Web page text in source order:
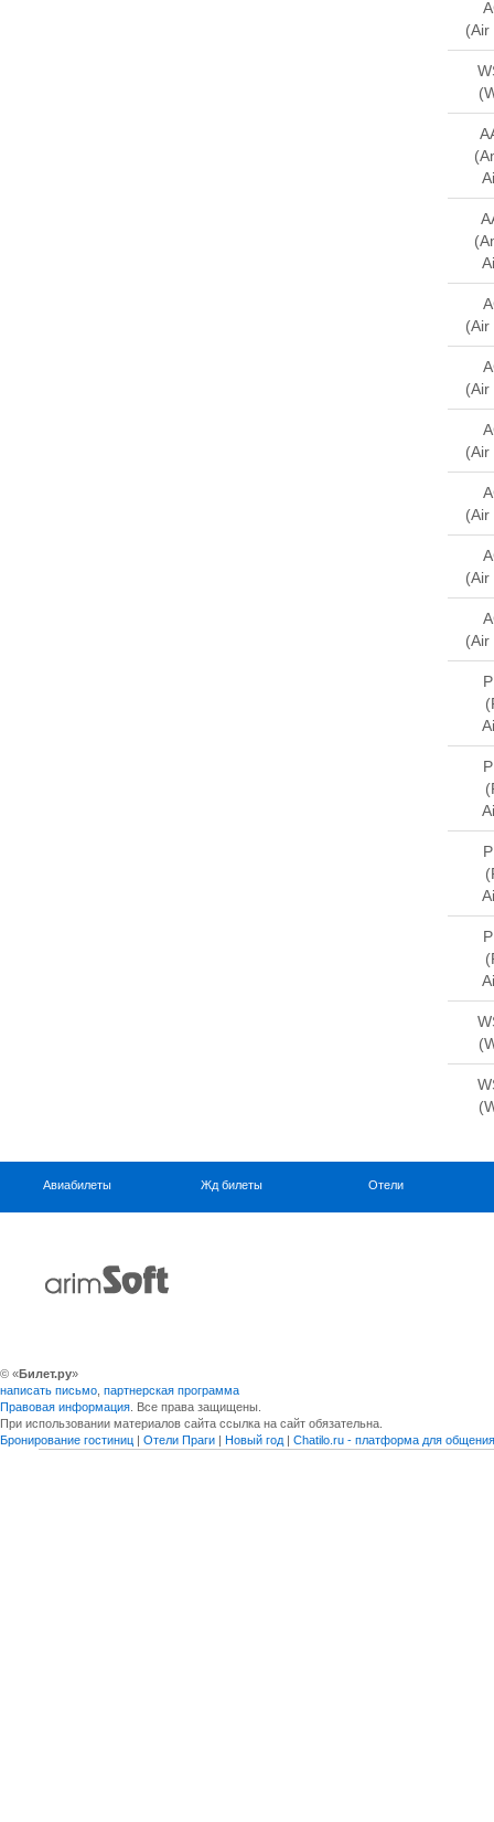
(Air
(Air
(Air
(Air
(Air
(Air
(Air
Авиабилеты Жд билеты Отели
© «Билет.ру»
написать письмо партнерская программа
Правовая информация . Все права защищены.
При использовании материалов сайта ссылка на сайт обязательна.
Бронирование гостиниц | Отели Праги | Новый год | Chatilo.ru - платформа для